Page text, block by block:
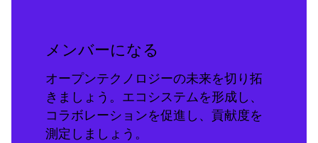
メンバーになる
オープンテクノロジーの未来を切り拓
きましょう。エコシステムを形成し、
コラボレーションを促進し、貢献度を
測定しましょう。